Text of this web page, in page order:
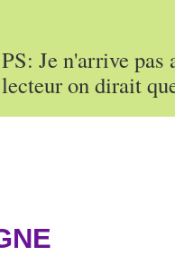
PS: Je n'arrive
lecteur on dirait